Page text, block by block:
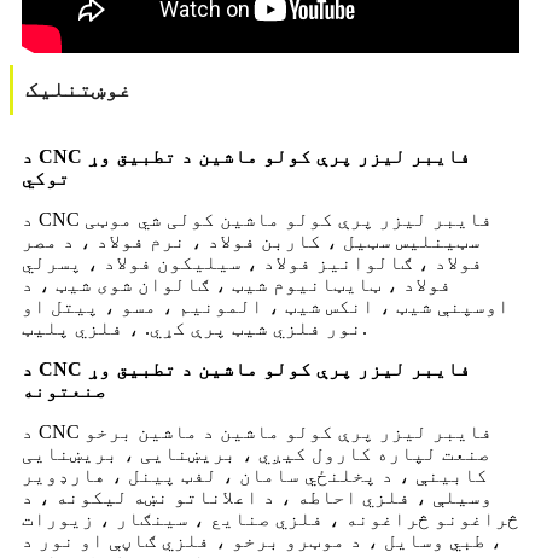
غوښتنلیک
د CNC فایبر لیزر پرې کولو ماشین د تطبیق وړ
توکي
د CNC فایبر لیزر پرې کولو ماشین کولی شي موټی
سټینلیس سټیل ، کاربن فولاد ، نرم فولاد ، د مصر
فولاد ، ګالوانیز فولاد ، سیلیکون فولاد ، پسرلي
فولاد ، ټایټانیوم شیټ ، ګالوان شوی شیټ ، د
اوسپنې شیټ ، انکس شیټ ، المونیم ، مسو ، پیتل او
نور فلزي شیټ پرې کړي. ، فلزي پلیټ.
د CNC فایبر لیزر پرې کولو ماشین د تطبیق وړ
صنعتونه
د CNC فایبر لیزر پرې کولو ماشین د ماشین برخو
صنعت لپاره کارول کیږي ، بریښنایی ، بریښنایی
کابینې ، د پخلنځي سامان ، لفټ پینل ، هارډویر
وسیلې ، فلزي احاطه ، د اعلاناتو نښه لیکونه ، د
څراغونو څراغونه ، فلزي صنایع ، سینګار ، زیورات
، طبي وسایل ، د موټرو برخو ، فلزي ګاڼې او نور د